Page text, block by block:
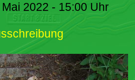
2022 - 15:00 Uhr